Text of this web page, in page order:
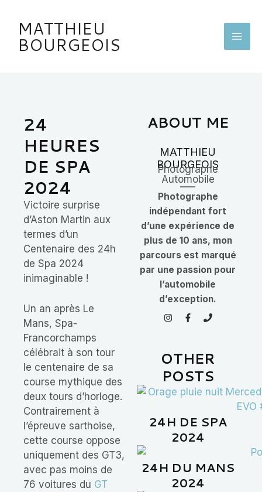
contenuMATTHIEU
BOURGEOIS
24
HEURES
DE SPA
2024
Victoire surprise
d’Aston Martin aux
termes d’un
Centenaire des 24h
de Spa 2024
inimaginable !
Un an après Le
Mans, Spa-
Francorchamps
célébrait à son tour
le centenaire de sa
course mythique des
deux tours d’horloge.
Contrairement à
l’épreuve sarthoise,
cette course oppose
uniquement des GT3,
avec pas moins de
76 voitures du GT
ABOUT ME
MATTHIEU
BOURGEOIS
Photographe
Automobile
Photographe
indépendant fort
d’une expérience de
plus de 10 ans, mon
parcours est marqué
par une passion pour
l’automobile
d’exception.
I
n
g
r
a
m
F
a
o
o
k
-
f
P
h
OTHER
POSTS
24H DE SPA
2024
24H DU MANS
2024